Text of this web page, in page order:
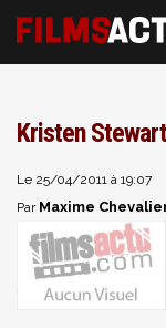
Kristen
Le 25/04/2011 à 19:07
Par Maxime